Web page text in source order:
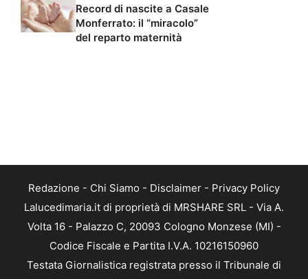
Record di nascite a Casale
Monferrato: il “miracolo”
del reparto maternità
Redazione - Chi Siamo - Disclaimer - Privacy Policy
Lalucedimaria.it di proprietà di MRSHARE SRL - Via A.
Volta 16 - Palazzo C, 20093 Cologno Monzese (MI) -
Codice Fiscale e Partita I.V.A. 10216150960
Testata Giornalistica registrata presso il Tribunale di